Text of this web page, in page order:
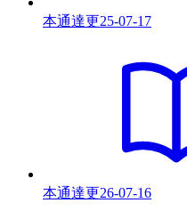
本通達更25-07-17
本通達更26-07-16